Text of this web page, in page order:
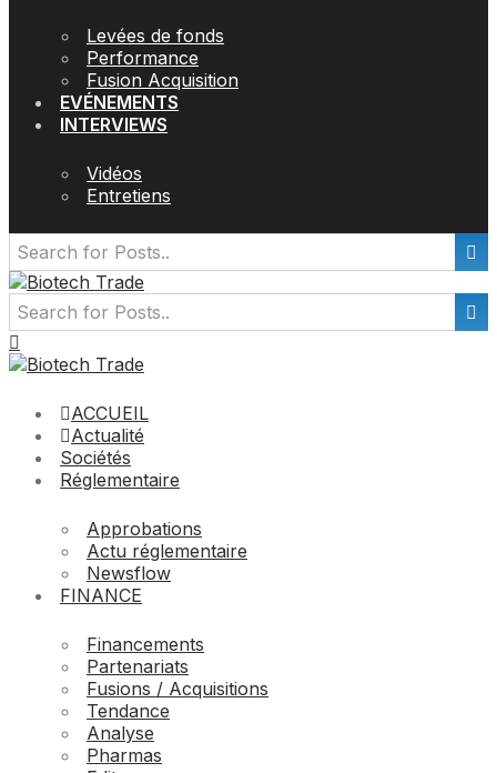
Levées de fonds
Performance
Fusion Acquisition
EVÉNEMENTS
INTERVIEWS
Vidéos
Entretiens
ACCUEIL
Actualité
Sociétés
Réglementaire
Approbations
Actu réglementaire
Newsflow
FINANCE
Financements
Partenariats
Fusions / Acquisitions
Tendance
Analyse
Pharmas